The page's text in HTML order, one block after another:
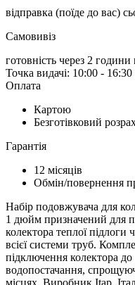
відправка (поїде до вас)
Самовивіз
готовність через 2 години
Точка видачі: 10:00 -
Оплата
Картою
Безготівковий
Гарантія
12 місяців
Обмін/повернення
Набір подовжувача для
1 дюйм призначений для
колектора теплої
всієї системи труб.
підключення колектора до
водопостачання,
місцях. Виробник Itap,